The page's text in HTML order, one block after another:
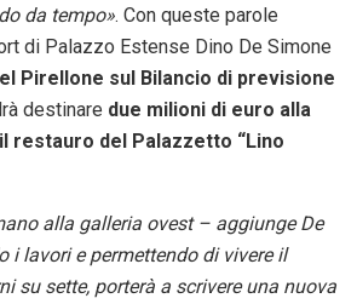
da tempo». Con queste parole
di Palazzo Estense Dino De Simone
Pirellone sul Bilancio di previsione
destinare due milioni di euro alla
restauro del Palazzetto “Lino
alla galleria ovest – aggiunge De
i lavori e permettendo di vivere il
su sette, porterà a scrivere una nuova